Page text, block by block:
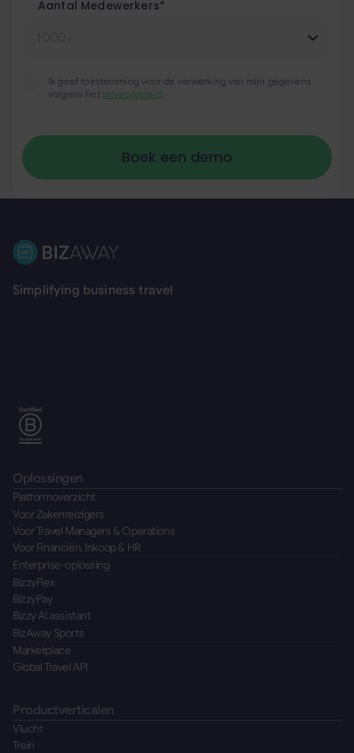
Aantal Medewerkers*
Ik geef toestemming voor de verwerking van mijn gegevens
volgens het privacybeleid
Simplifying business travel
Oplossingen
Platformoverzicht
Voor Zakenreizigers
Voor Travel Managers & Operations
Voor Financiën, Inkoop & HR
Enterprise-oplossing
BizzyFlex
BizzyPay
Bizzy AI assistant
BizAway Sports
Marketplace
Global Travel API
Productverticalen
Vlucht
Trein